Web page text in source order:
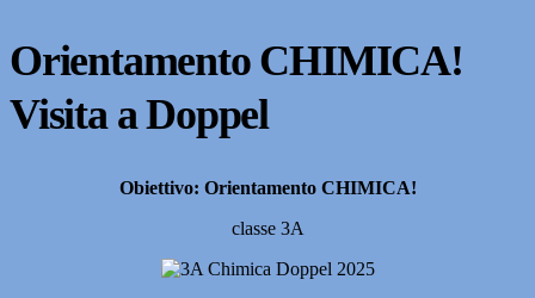
Orientamento CHIMICA!
Visita a Doppel
Obiettivo: Orientamento CHIMICA!
classe 3A